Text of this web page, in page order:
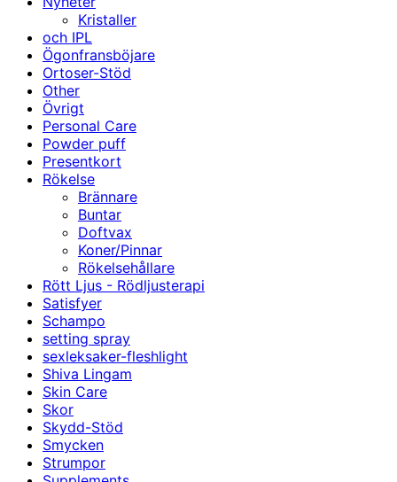
Kristaller
och IPL
Ögonfransböjare
Ortoser-Stöd
Other
Övrigt
Personal Care
Powder puff
Presentkort
Rökelse
Brännare
Buntar
Doftvax
Koner/Pinnar
Rökelsehållare
Rött Ljus - Rödljusterapi
Satisfyer
Schampo
setting spray
sexleksaker-fleshlight
Shiva Lingam
Skin Care
Skor
Skydd-Stöd
Smycken
Strumpor